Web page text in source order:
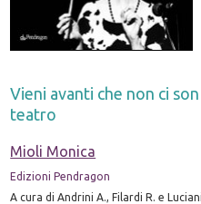
Vieni avanti che non ci
teatro
Mioli Monica
Edizioni Pendragon
A cura di Andrini A., Filardi R. e